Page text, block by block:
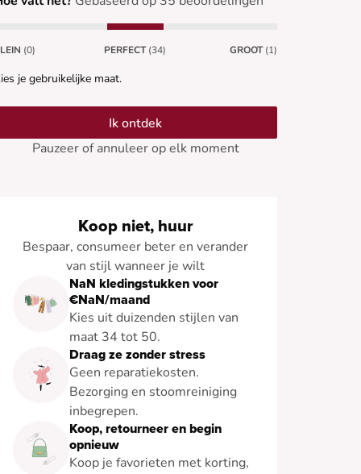
(0) PERFECT (34) GROOT (1)
je gebruikelijke maat.
Ik ontdek
Pauzeer of annuleer op elk moment
Koop niet, huur
Bespaar, consumeer beter en verander
van stijl wanneer je wilt
NaN kledingstukken voor
€NaN/maand
Kies uit duizenden stijlen van
maat 34 tot 50.
Draag ze zonder stress
Geen reparatiekosten.
Bezorging en stoomreiniging
inbegrepen.
Koop, retourneer en begin
opnieuw
Koop je favorieten met korting,